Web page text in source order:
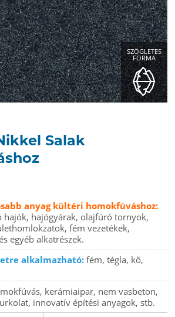
SZÖGLETES
FORMA
Salak
anyag kültéri homokfúváshoz:
hajók, hajógyárak, olajfúró tornyok,
fém vezetékek,
egyéb alkatrészek.
alkalmazható: fém, tégla, kő,
kerámiaipar, nem vasbeton,
innovatív építési anyagok, stb.